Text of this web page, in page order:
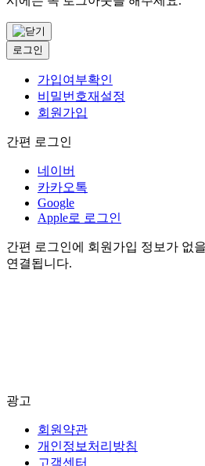
로그인
가입여부확인
비밀번호재설정
회원가입
간편 로그인
네이버
카카오톡
Google
Apple로 로그인
간편 로그인에 회원가입 정보가 없
연결됩니다.
광고
회원약관
개인정보처리방침
고객센터